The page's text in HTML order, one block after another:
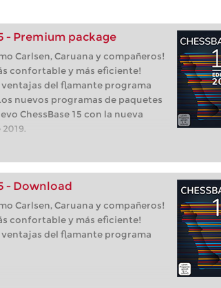
- Premium package
Carlsen, Caruana y compañeros!
confortable y más eficiente!
ventajas del flamante programa
nuevos programas de paquetes
ChessBase 15 con la nueva
- Download
Carlsen, Caruana y compañeros!
confortable y más eficiente!
ventajas del flamante programa